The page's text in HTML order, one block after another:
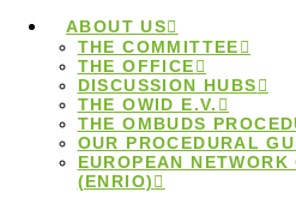
ABOUT US
THE COMMITTEE
THE OFFICE
DISCUSSION HUBS
THE OWID E.V.
THE OMBUDS
OUR PROCEDURAL
EUROPEAN
(ENRIO)
Podiumsdiskussion
“Wissenschaft auf
im Bundestag
Home Beiträge
"Wissenschaft auf Augenhöhe"